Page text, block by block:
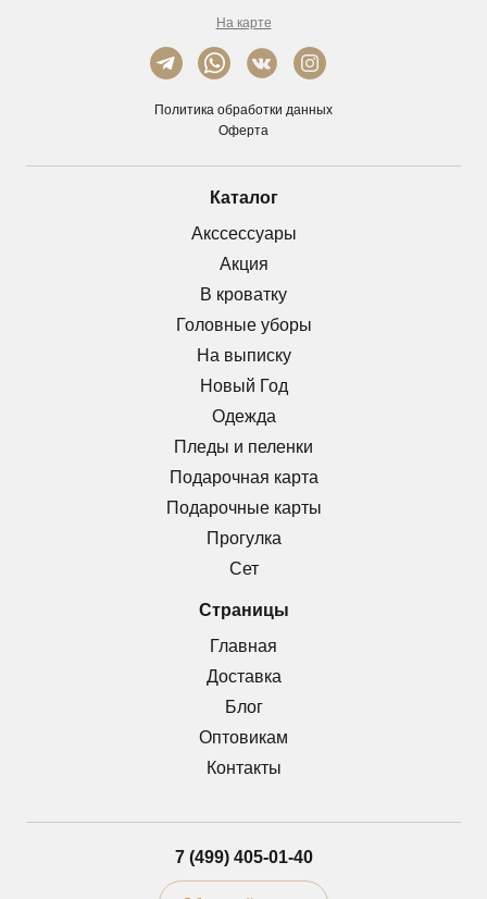
На карте
Политика обработки данных
Оферта
Каталог
Акссессуары
Акция
В кроватку
Головные уборы
На выписку
Новый Год
Одежда
Пледы и пеленки
Подарочная карта
Подарочные карты
Прогулка
Сет
Страницы
Главная
Доставка
Блог
Оптовикам
Контакты
7 (499) 405-01-40